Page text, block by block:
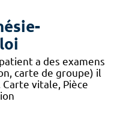
a des examens
carte de groupe) il
vitale, Pièce